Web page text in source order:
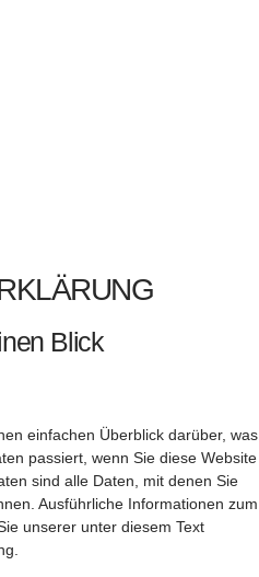
Blick
einfachen Überblick darüber, was
passiert, wenn Sie diese Website
sind alle Daten, mit denen Sie
Ausführliche Informationen zum
unserer unter diesem Text